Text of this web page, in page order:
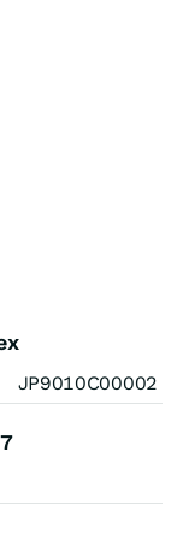
JP9010C00002